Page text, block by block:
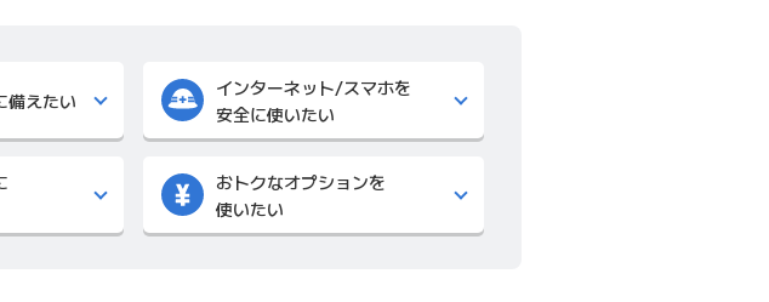
備えたい
インターネット/スマホを
安全に使いたい
おトクなオプションを
使いたい